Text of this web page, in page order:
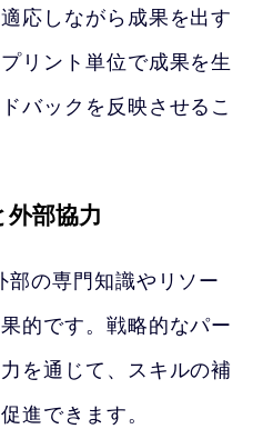
応しながら成果を出す
リント単位で成果を生
バックを反映させるこ
部協力
の専門知識やリソー
的です。戦略的なパー
を通じて、スキルの補
進できます。